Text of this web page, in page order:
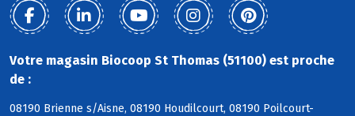
Votre magasin Biocoop St Thomas (51100) est proche
de :
08190 Brienne s/Aisne, 08190 Houdilcourt, 08190 Poilcourt-